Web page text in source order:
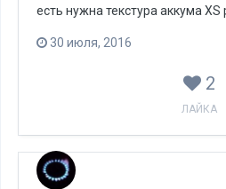
есть нужна текстура аккума XS
30 июля, 2016
2
ЛАЙКА